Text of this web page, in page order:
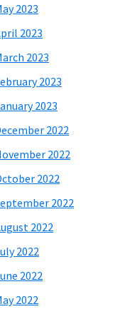
2023
2023
2023
2023
2023
2022
2022
2022
2022
2022
2022
2022
2022